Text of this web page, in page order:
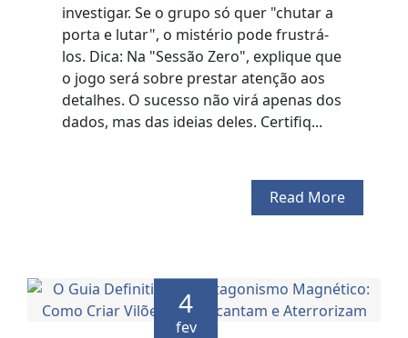
investigar. Se o grupo só quer "chutar a
porta e lutar", o mistério pode frustrá-
los. Dica: Na "Sessão Zero", explique que
o jogo será sobre prestar atenção aos
detalhes. O sucesso não virá apenas dos
dados, mas das ideias deles. Certifiq...
Read More
4
fev